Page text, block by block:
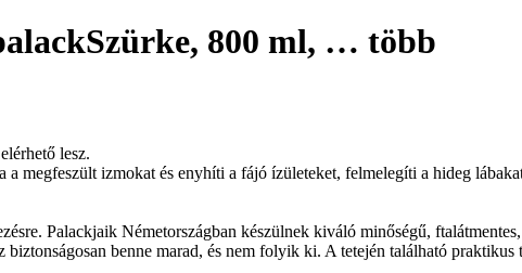
Szürke, 800 ml, … több
lesz.
megfeszült izmokat és enyhíti a fájó ízületeket, felmelegíti a hideg
Palackjaik Németországban készülnek kiváló minőségű,
benne marad, és nem folyik ki. A tetején található